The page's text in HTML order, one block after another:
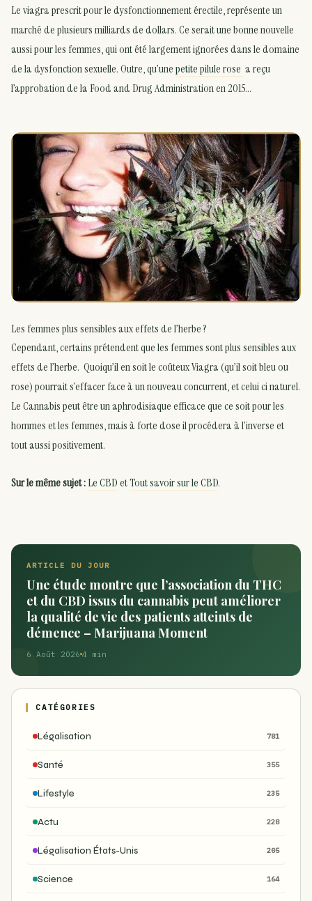
Le viagra prescrit pour le dysfonctionnement érectile, représente un
marché de plusieurs milliards de dollars. Ce serait une bonne nouvelle
aussi pour les femmes, qui ont été largement ignorées dans le domaine
de la dysfonction sexuelle. Outre, qu’unepetite pilule rose a reçu
l’approbation de la Food and Drug Administration en 2015…
Les femmes plus sensibles aux effets de l’herbe ?
Cependant, certains prétendent que les femmes sont plus sensibles aux
effets de l’herbe. Quoiqu’il en soit le coûteux Viagra (qu’il soit bleu ou
rose) pourrait s’effacer face à un nouveau concurrent, et celui ci naturel.
Le Cannabis peut être un aphrodisiaque efficace que ce soit pour les
hommes et les femmes, mais à forte dose il procédera à l’inverse et
tout aussi positivement.
Sur le même sujet :Le CBDetTout savoir sur le CBD.
ARTICLE DU JOUR
Une étude montre que l’association du THC
et du CBD issus du cannabis peut améliorer
la qualité de vie des patients atteints de
démence – Marijuana Moment
6 Août 2026 4 min
CATÉGORIES
Légalisation 781
Santé 355
Lifestyle 235
Actu 228
Légalisation États-Unis 205
Science 164